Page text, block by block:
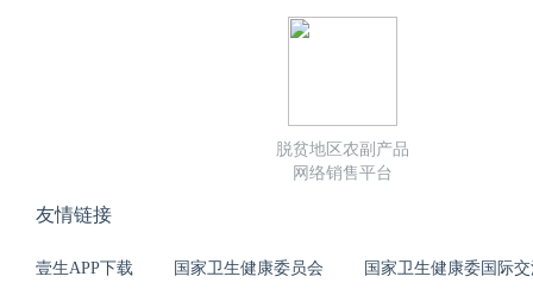
脱贫地区农副产品
网络销售平台
友情链接
壹生APP下载 国家卫生健康委员会 国家卫生健康委国际